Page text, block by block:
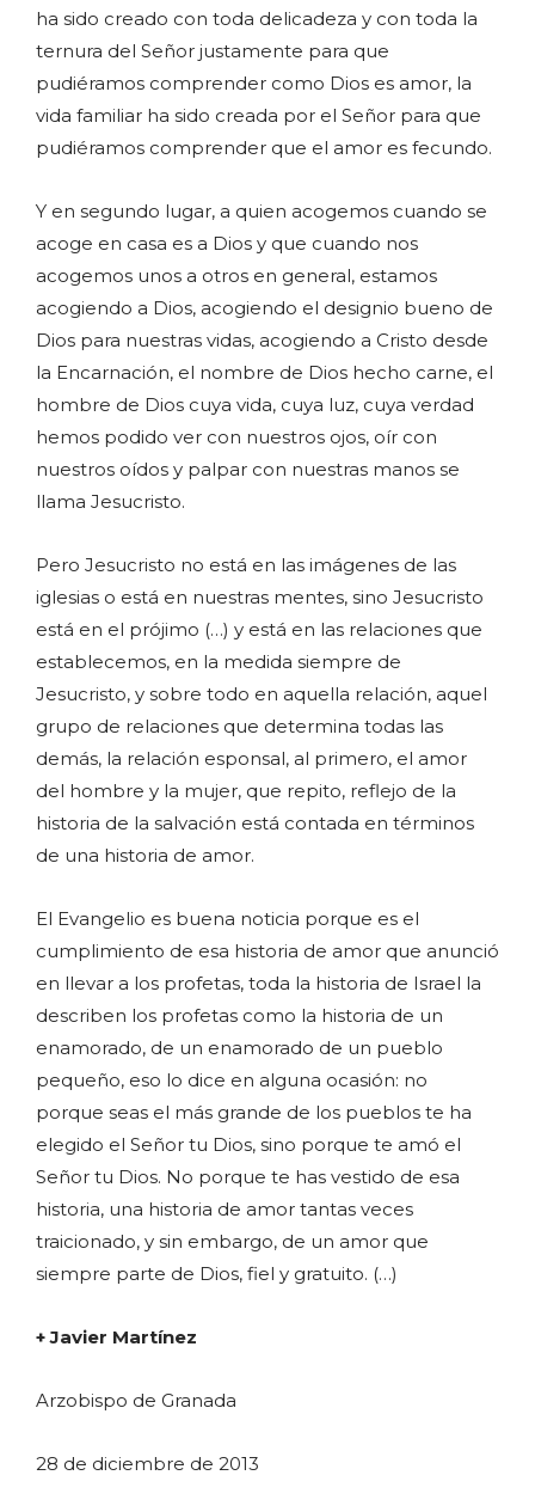
ha sido creado con toda delicadeza y con toda la
ternura del Señor justamente para que
pudiéramos comprender como Dios es amor, la
vida familiar ha sido creada por el Señor para que
pudiéramos comprender que el amor es fecundo.
Y en segundo lugar, a quien acogemos cuando se
acoge en casa es a Dios y que cuando nos
acogemos unos a otros en general, estamos
acogiendo a Dios, acogiendo el designio bueno de
Dios para nuestras vidas, acogiendo a Cristo desde
la Encarnación, el nombre de Dios hecho carne, el
hombre de Dios cuya vida, cuya luz, cuya verdad
hemos podido ver con nuestros ojos, oír con
nuestros oídos y palpar con nuestras manos se
llama Jesucristo.
Pero Jesucristo no está en las imágenes de las
iglesias o está en nuestras mentes, sino Jesucristo
está en el prójimo (…) y está en las relaciones que
establecemos, en la medida siempre de
Jesucristo, y sobre todo en aquella relación, aquel
grupo de relaciones que determina todas las
demás, la relación esponsal, al primero, el amor
del hombre y la mujer, que repito, reflejo de la
historia de la salvación está contada en términos
de una historia de amor.
El Evangelio es buena noticia porque es el
cumplimiento de esa historia de amor que anunció
en llevar a los profetas, toda la historia de Israel la
describen los profetas como la historia de un
enamorado, de un enamorado de un pueblo
pequeño, eso lo dice en alguna ocasión: no
porque seas el más grande de los pueblos te ha
elegido el Señor tu Dios, sino porque te amó el
Señor tu Dios. No porque te has vestido de esa
historia, una historia de amor tantas veces
traicionado, y sin embargo, de un amor que
siempre parte de Dios, fiel y gratuito. (…)
+ Javier Martínez
Arzobispo de Granada
28 de diciembre de 2013